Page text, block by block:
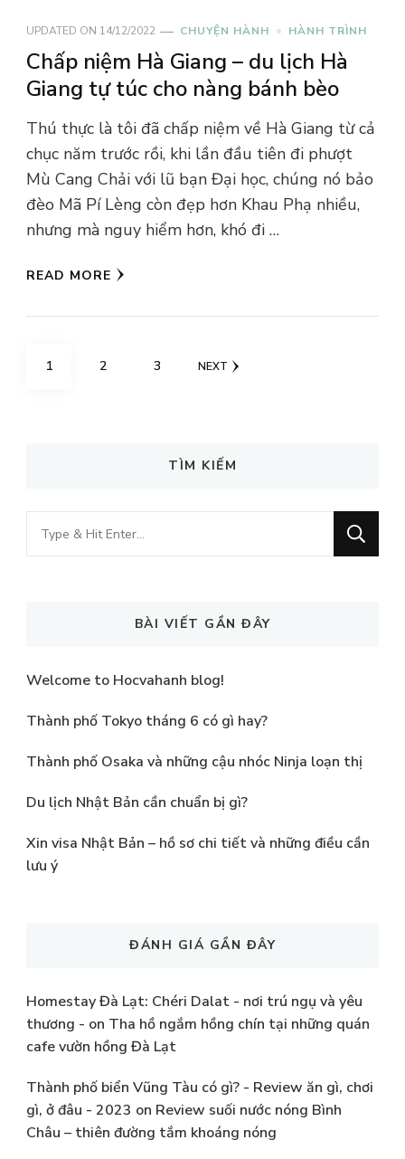
UPDATED ON 14/12/2022 CHUYỆN HÀNH HÀNH TRÌNH
Chấp niệm Hà Giang – du lịch Hà
Giang tự túc cho nàng bánh bèo
Thú thực là tôi đã chấp niệm về Hà Giang từ cả
chục năm trước rồi, khi lần đầu tiên đi phượt
Mù Cang Chải với lũ bạn Đại học, chúng nó bảo
đèo Mã Pí Lèng còn đẹp hơn Khau Phạ nhiều,
nhưng mà nguy hiểm hơn, khó đi …
READ MORE
Posts
PAGE
1 PAGE
2 PAGE
3 NEXT
TÌM KIẾM
Looking
for
BÀI VIẾT GẦN ĐÂY
Welcome to Hocvahanh blog!
Thành phố Tokyo tháng 6 có gì hay?
Thành phố Osaka và những cậu nhóc Ninja loạn thị
Du lịch Nhật Bản cần chuẩn bị gì?
Xin visa Nhật Bản – hồ sơ chi tiết và những điều cần
lưu ý
ĐÁNH GIÁ GẦN ĐÂY
Homestay Đà Lạt: Chéri Dalat - nơi trú ngụ và yêu
thương - on Tha hồ ngắm hồng chín tại những quán
cafe vườn hồng Đà Lạt
Thành phố biển Vũng Tàu có gì? - Review ăn gì, chơi
gì, ở đâu - 2023 on Review suối nước nóng Bình
Châu – thiên đường tắm khoáng nóng